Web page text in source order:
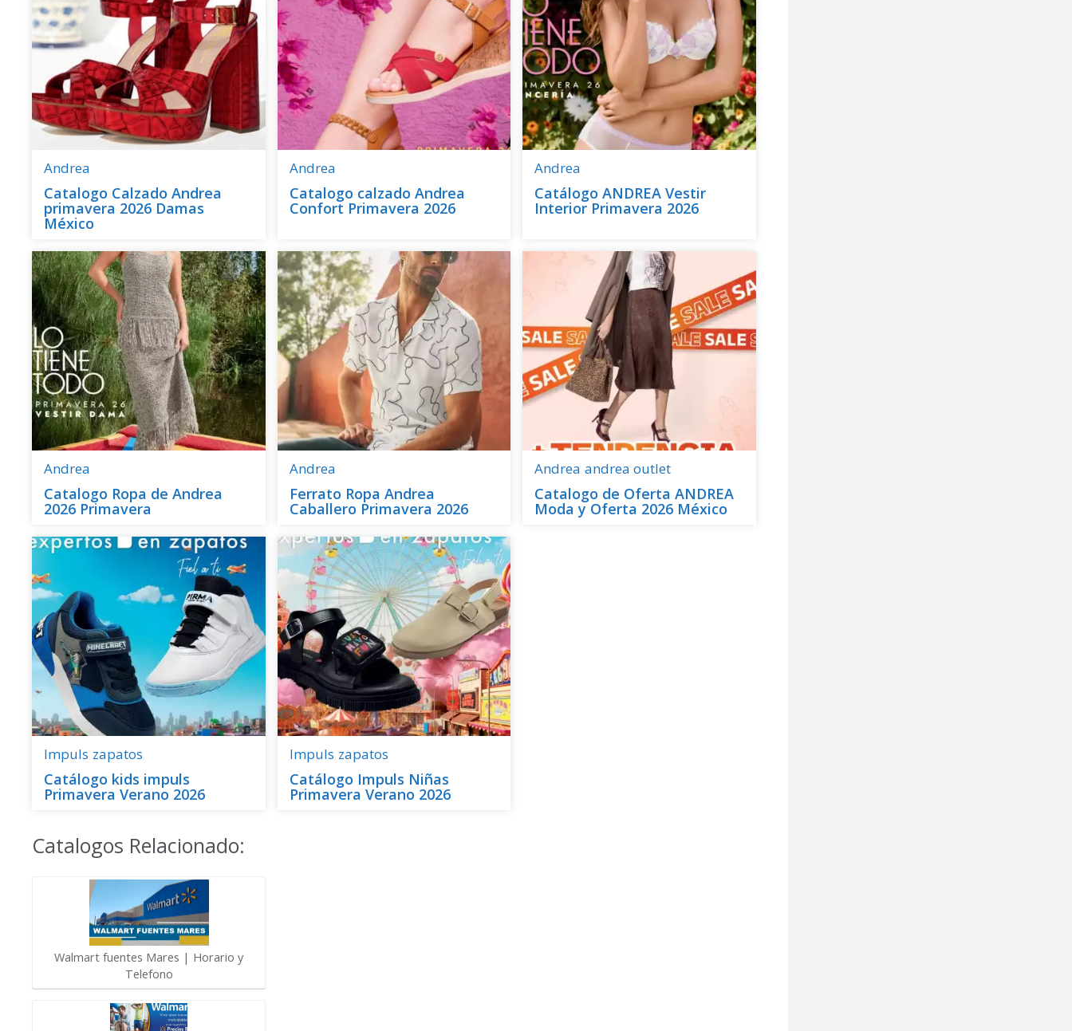
Andrea
Catalogo Calzado Andrea
primavera 2026 Damas
México
Andrea
Catalogo calzado Andrea
Confort Primavera 2026
Andrea
Catálogo ANDREA Vestir
Interior Primavera 2026
Andrea
Catalogo Ropa de Andrea
2026 Primavera
Andrea
Ferrato Ropa Andrea
Caballero Primavera 2026
Andrea andrea outlet
Catalogo de Oferta ANDREA
Moda y Oferta 2026 México
Impuls zapatos
Catálogo kids impuls
Primavera Verano 2026
Impuls zapatos
Catálogo Impuls Niñas
Primavera Verano 2026
Catalogos Relacionado:
Walmart fuentes Mares | Horario y
Telefono